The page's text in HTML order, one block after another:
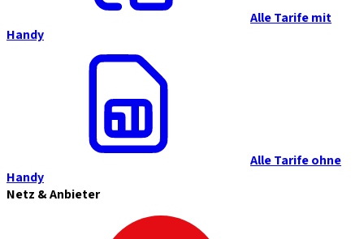
Alle Tarife mit
Handy
Alle Tarife ohne
Handy
Netz & Anbieter